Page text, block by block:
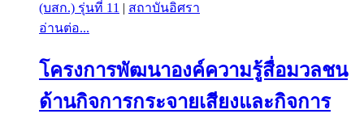
(บสก.) รุ่นที่ 11 | สถาบันอิศรา
อ่านต่อ...
โครงการพัฒนาองค์ความรู้สื่อมวลชน
ด้านกิจการกระจายเสียงและกิจการ